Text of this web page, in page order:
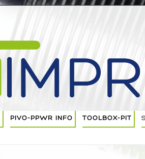
Ga naar de inhoud
PIVO-PPWR INFO TOOLBOX-PIT